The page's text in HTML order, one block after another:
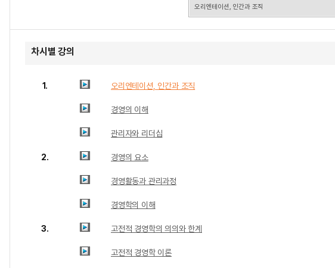
오리엔테이션, 인간과 조직
차시별 강의
1. 오리엔테이션, 인간과 조직
경영의 이해
관리자와 리더십
2. 경영의 요소
경영활동과 관리과정
경영학의 이해
3. 고전적 경영학의 의의와 한계
고전적 경영학 이론